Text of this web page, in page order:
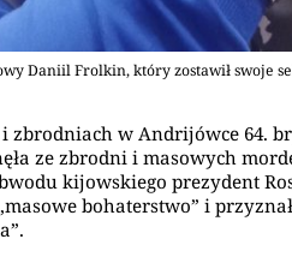
Daniil Frolkin, który zostawił swoje
zbrodniach w Andrijówce 64.
ze zbrodni i masowych
kijowskiego prezydent
bohaterstwo” i